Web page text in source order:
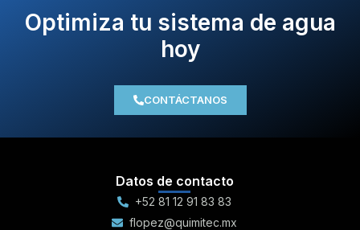
Optimiza tu sistema de agua
hoy
CONTÁCTANOS
Datos de contacto
+52 81 12 91 83 83
flopez@quimitec.mx